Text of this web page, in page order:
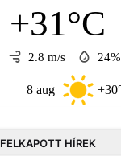
+31°C
2.8 m/s 24%
+30°C
FELKAPOTT HÍREK